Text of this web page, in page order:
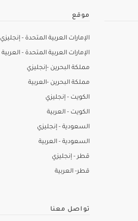
موقع
الإمارات العربية المتحدة - إنجليزي
الإمارات العربية المتحدة - العربية
مملكة البحرين -إنجليزي
مملكة البحرين -العربية
الكويت - إنجليزي
الكويت - العربية
السعودية - إنجليزي
السعودية - العربية
قطر - إنجليزي
قطر- العربية
تواصل معنا